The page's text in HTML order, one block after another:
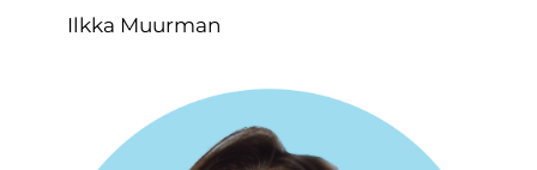
Ilkka Muurman